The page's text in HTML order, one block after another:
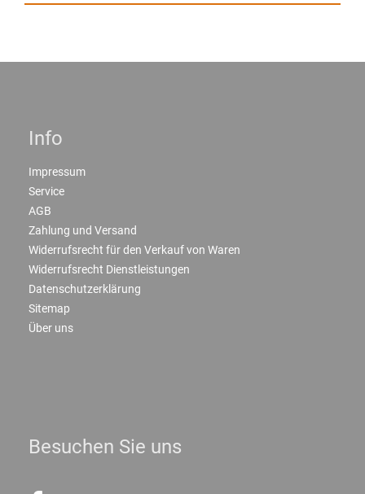
Info
Impressum
Service
AGB
Zahlung und Versand
Widerrufsrecht für den Verkauf von Waren
Widerrufsrecht Dienstleistungen
Datenschutzerklärung
Sitemap
Über uns
Besuchen Sie uns